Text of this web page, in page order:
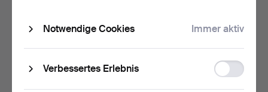
Notwendige Cookies Immer aktiv
Verbessertes Erlebnis
storage